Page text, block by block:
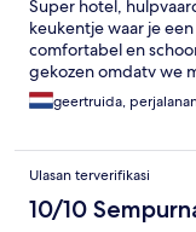
Super hotel,
keukentje waar je
comfortabel en
gekozen omdatv we
geertruida,
Ulasan terverifikasi
10/10